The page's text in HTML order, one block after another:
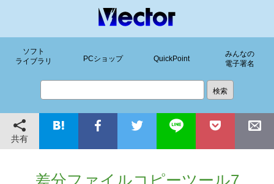
ソフト
ライブラリ
PCショップ QuickPoint
みんなの
電子署名
共有
差分ファイルコピーツール7